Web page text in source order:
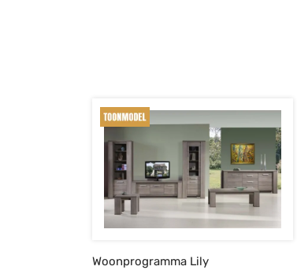
Woonprogramma Lily